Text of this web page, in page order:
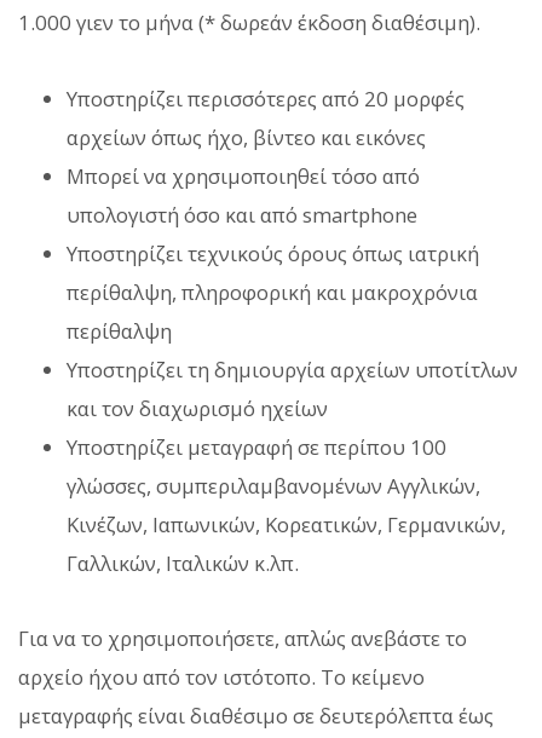
1.000 γιεν το μήνα (* δωρεάν έκδοση διαθέσιμη).
Υποστηρίζει περισσότερες από 20 μορφές
αρχείων όπως ήχο, βίντεο και εικόνες
Μπορεί να χρησιμοποιηθεί τόσο από
υπολογιστή όσο και από smartphone
Υποστηρίζει τεχνικούς όρους όπως ιατρική
περίθαλψη, πληροφορική και μακροχρόνια
περίθαλψη
Υποστηρίζει τη δημιουργία αρχείων υποτίτλων
και τον διαχωρισμό ηχείων
Υποστηρίζει μεταγραφή σε περίπου 100
γλώσσες, συμπεριλαμβανομένων Αγγλικών,
Κινέζων, Ιαπωνικών, Κορεατικών, Γερμανικών,
Γαλλικών, Ιταλικών κ.λπ.
Για να το χρησιμοποιήσετε, απλώς ανεβάστε το
αρχείο ήχου από τον ιστότοπο. Το κείμενο
μεταγραφής είναι διαθέσιμο σε δευτερόλεπτα έως